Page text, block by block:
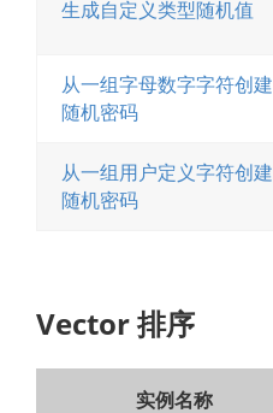
生成自定义类型随机值
从一组字母数字字符创建
随机密码
从一组用户定义字符创建
随机密码
Vector 排序
实例名称